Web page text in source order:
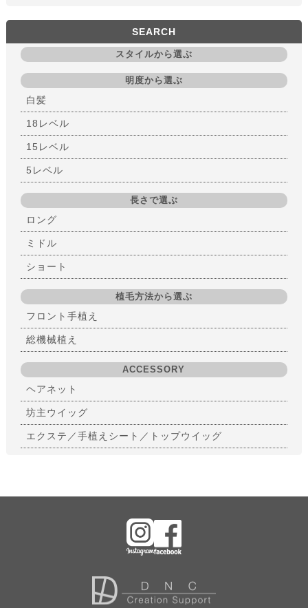
SEARCH
スタイルから選ぶ
明度から選ぶ
白髪
18レベル
15レベル
5レベル
長さで選ぶ
ロング
ミドル
ショート
植毛方法から選ぶ
フロント手植え
総機械植え
ACCESSORY
ヘアネット
坊主ウイッグ
エクステ／手植えシート／トップウイッグ